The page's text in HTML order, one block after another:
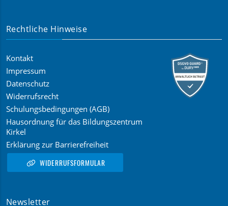
Rechtliche Hinweise
Kontakt
Impressum
Datenschutz
Widerrufsrecht
Schulungsbedingungen (AGB)
Hausordnung für das Bildungszentrum
Kirkel
Erklärung zur Barrierefreiheit
WIDERRUFSFORMULAR
Newsletter